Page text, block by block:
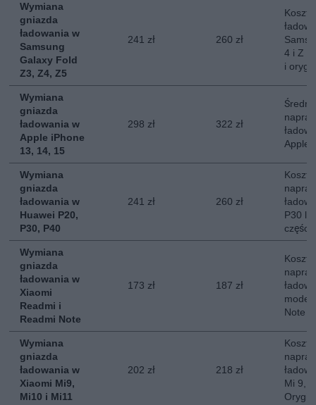
Wymiana
gniazda
ładowania w
Samsung
Galaxy Fold
Z3, Z4, Z5
241 zł 260 zł
Koszt
4 i Z
i
Wymiana
gniazda
ładowania w
Apple iPhone
13, 14, 15
298 zł 322 zł
Średni
Apple
Wymiana
gniazda
ładowania w
Huawei P20,
P30, P40
241 zł 260 zł
Koszt
P30
części
Wymiana
gniazda
ładowania w
Xiaomi
Readmi i
Readmi Note
173 zł 187 zł
Koszt
Note
Wymiana
gniazda
ładowania w
Xiaomi Mi9,
Mi10 i Mi11
202 zł 218 zł
Koszt
Mi 9,